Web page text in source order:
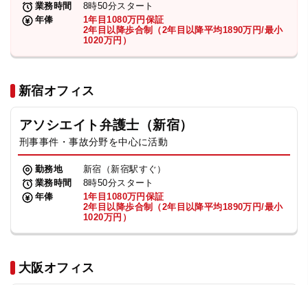
業務時間
8時50分スタート
年俸
1年目1080万円保証
2年目以降歩合制（2年目以降平均1890万円/最小
1020万円）
新宿オフィス
アソシエイト弁護士（新宿）
刑事事件・事故分野を中心に活動
勤務地
新宿（新宿駅すぐ）
業務時間
8時50分スタート
年俸
1年目1080万円保証
2年目以降歩合制（2年目以降平均1890万円/最小
1020万円）
大阪オフィス
費用
求人採用
お知らせ
特設サイト
相談先情報サイト
法人グループ